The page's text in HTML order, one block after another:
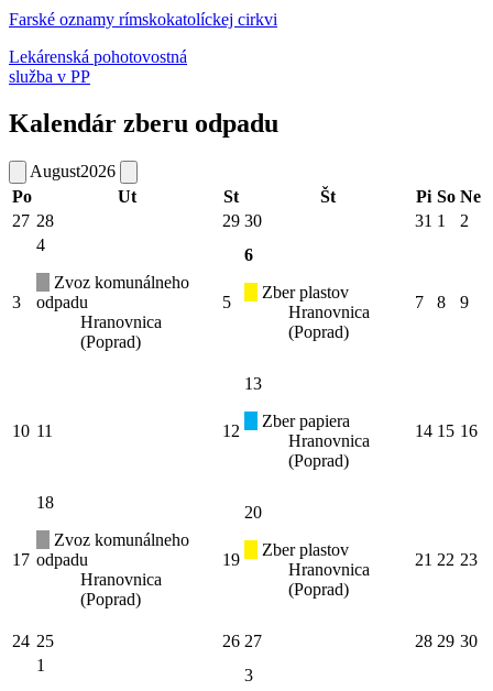
Farské oznamy rímskokatolíckej cirkvi
Lekárenská pohotovostná
služba v PP
Kalendár zberu odpadu
August2026
Po
Ut St Št Pi So Ne
27 28 29 30 31 1 2
3
4
Zvoz komunálneho
odpadu
Hranovnica
(Poprad)
5
6
Zber plastov
Hranovnica
(Poprad)
7 8 9
10 11 12
13
Zber papiera
Hranovnica
(Poprad)
14 15 16
17
18
Zvoz komunálneho
odpadu
Hranovnica
(Poprad)
19
20
Zber plastov
Hranovnica
(Poprad)
21 22 23
24 25 26 27 28 29 30
1
3